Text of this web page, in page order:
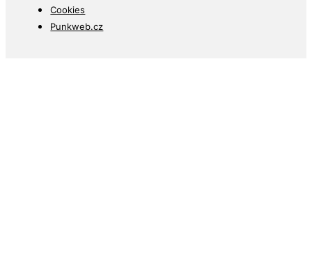
Cookies
Punkweb.cz